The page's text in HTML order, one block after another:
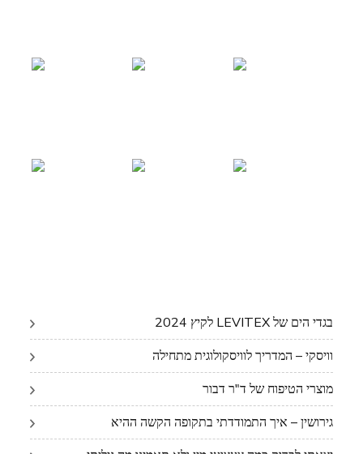
בגדי הים של LEVITEX לקיץ 2024
וויסקי – המדריך לוויסקולוגית מתחילה
מוצרי הטיפוח של ד"ר דבור
גירושין – איך התמודדתי בתקופה הקשה ההיא